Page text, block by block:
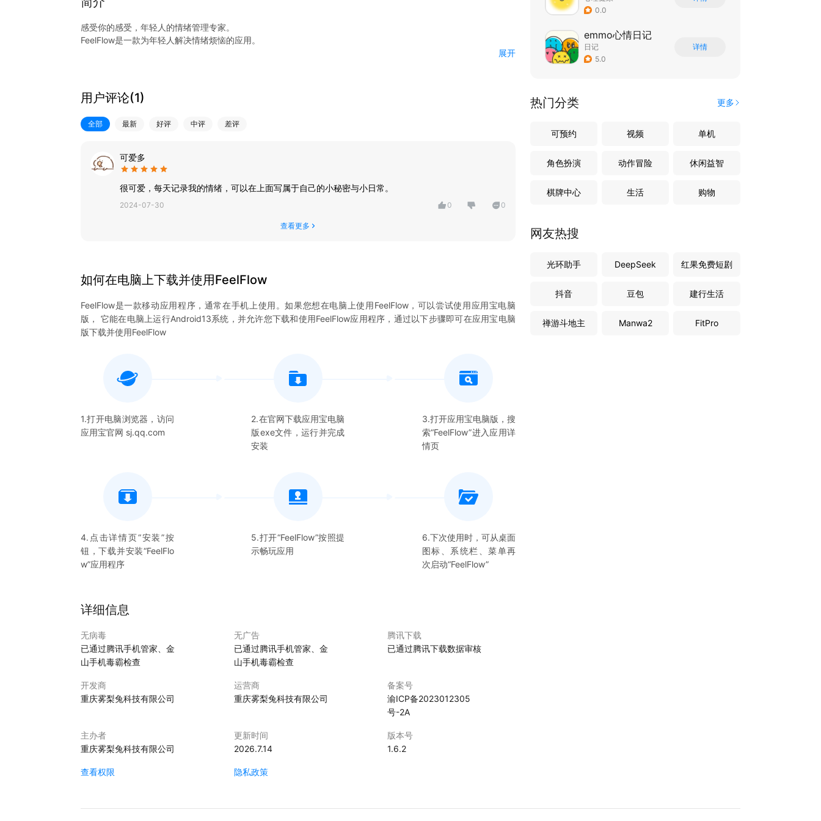
感受你的感受，年轻人的情绪管理专家。
FeelFlow是一款为年轻人解决情绪烦恼的应用。
【心情记录】
-倾诉心情，记录心情相关的事和物，让情绪变得显而易见。
-近期压力过大？情绪难以控制？夜间难以入眠？不妨在情绪板块给你的每个情绪找到不同的出口，心情记录、冥想
正念、情绪共享、情绪计划等帮助你减轻情绪困扰。
【心情追踪】
-心情的记录变得显而易见，随时观察自我情绪状态。
展开
用户评论(1)
全部 最新 好评 中评 差评
可爱多
很可爱，每天记录我的情绪，可以在上面写属于自己的小秘密与小日常。
2024-07-30 0 0
查看更多
如何在电脑上下载并使用FeelFlow
FeelFlow是一款移动应用程序，通常在手机上使用。如果您想在电脑上使用FeelFlow，可以尝试使用应用宝电脑
版， 它能在电脑上运行Android13系统，并允许您下载和使用FeelFlow应用程序，通过以下步骤即可在应用宝电脑
版下载并使用FeelFlow
1.打开电脑浏览器，访问
应用宝官网 sj.qq.com
2.在官网下载应用宝电脑
版exe文件，运行并完成
安装
3.打开应用宝电脑版，搜
索“FeelFlow”进入应用详
情页
4.点击详情页“安装”按
钮，下载并安装“FeelFlo
w”应用程序
5.打开“FeelFlow”按照提
示畅玩应用
6.下次使用时，可从桌面
图标、系统栏、菜单再
次启动“FeelFlow”
详细信息
无病毒
已通过腾讯手机管家、金
山手机毒霸检查
无广告
已通过腾讯手机管家、金
山手机毒霸检查
腾讯下载
已通过腾讯下载数据审核
开发商
重庆雾梨兔科技有限公司
运营商
重庆雾梨兔科技有限公司
备案号
渝ICP备2023012305
号-2A
主办者
重庆雾梨兔科技有限公司
更新时间
2026.7.14
版本号
1.6.2
查看权限 隐私政策
0.0
emmo心情日记
日记
5.0
详情
热门分类 更多
可预约 视频 单机
角色扮演 动作冒险 休闲益智
棋牌中心 生活 购物
网友热搜
光环助手 DeepSeek 红果免费短剧
抖音 豆包 建行生活
禅游斗地主 Manwa2 FitPro